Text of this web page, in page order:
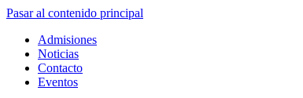
Pasar al contenido principal
Admisiones
Noticias
Contacto
Eventos